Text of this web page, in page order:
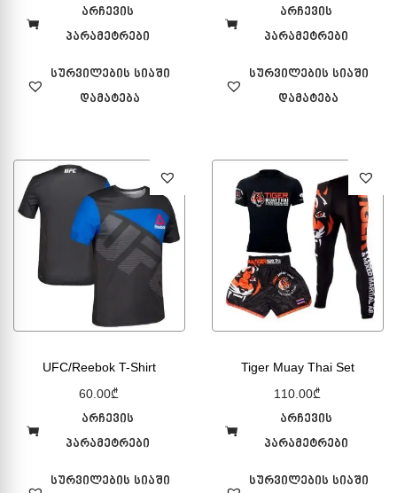
არჩევის
პარამეტრები
სურვილების სიაში
დამატება
არჩევის
პარამეტრები
სურვილების სიაში
დამატება
UFC/Reebok T-Shirt
60.00₾
არჩევის
პარამეტრები
სურვილების სიაში
Tiger Muay Thai Set
110.00₾
არჩევის
პარამეტრები
სურვილების სიაში